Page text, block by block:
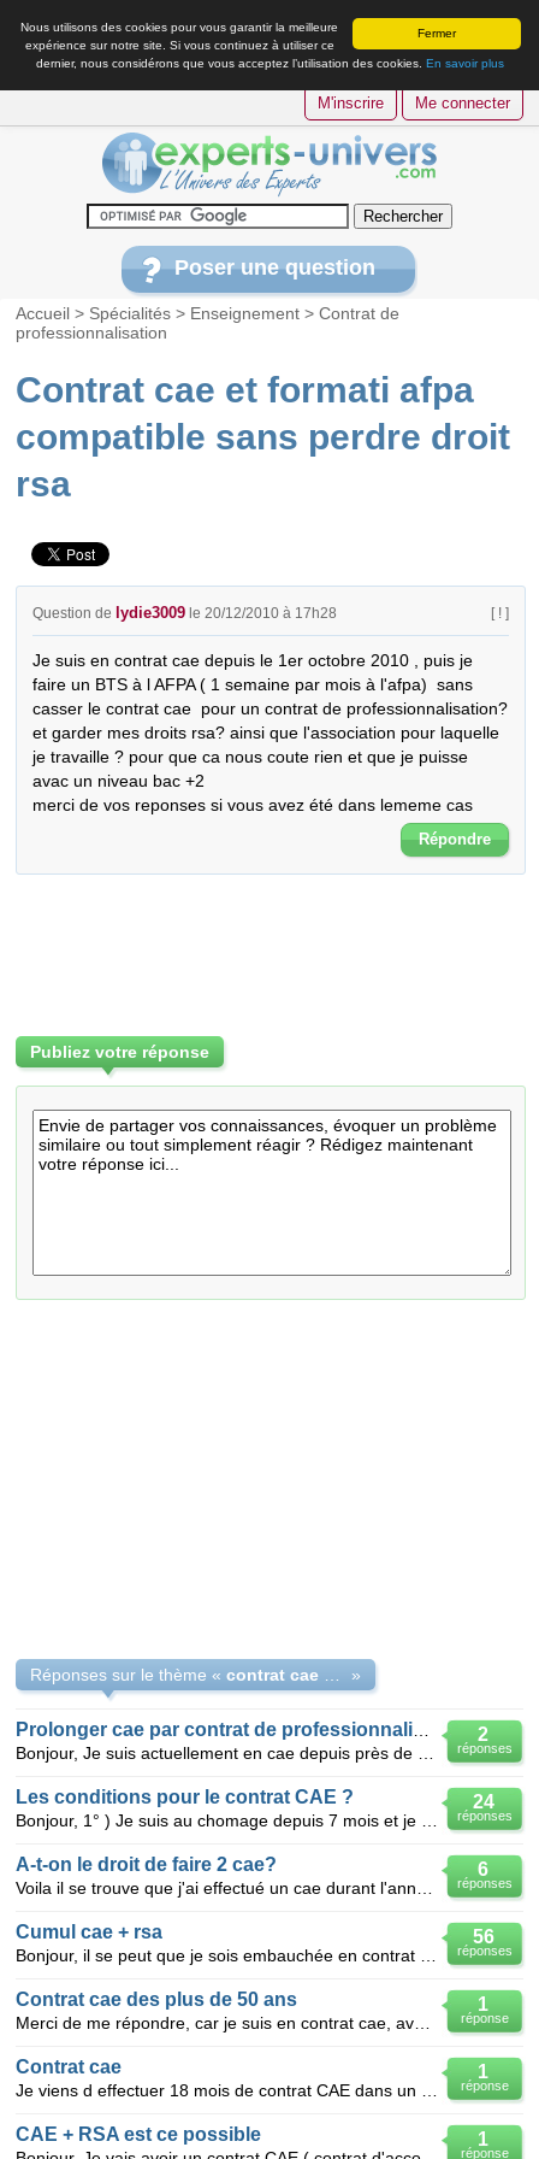
Fermer
Nous utilisons des cookies pour vous garantir la meilleure
expérience sur notre site. Si vous continuez à utiliser ce
dernier, nous considérons que vous acceptez l’utilisation des cookies. En savoir plus
M'inscrire Me connecter
Poser une question
Accueil > Spécialités > Enseignement >Contrat de
professionnalisation
Contrat cae et formati afpa
compatible sans perdre droit
rsa
Question de lydie3009 le 20/12/2010 à 17h28 [ ! ]
Je suis en contrat cae depuis le 1er octobre 2010 , puis je
faire un BTS à l AFPA ( 1 semaine par mois à l'afpa)  sans
casser le contrat cae  pour un contrat de professionnalisation?
et garder mes droits rsa? ainsi que l'association pour laquelle
je travaille ? pour que ca nous coute rien et que je puisse
avac un niveau bac +2
merci de vos reponses si vous avez été dans lememe cas
Répondre
Publiez votre réponse
Réponses sur le thème « »
2
réponses
24
réponses
Les conditions pour le contrat CAE ?
6
réponses
A-t-on le droit de faire 2 cae?
56
réponses
Cumul cae + rsa
1
réponse
Contrat cae des plus de 50 ans
1
réponse
Contrat cae
1
réponse
CAE + RSA est ce possible